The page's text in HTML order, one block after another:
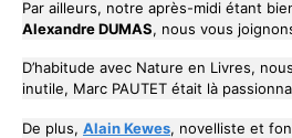
Par ailleurs, notre après-midi étant
Alexandre DUMAS, nous vous
D’habitude avec Nature en Livres,
inutile, Marc PAUTET était là
De plus, Alain Kewes, novelliste et